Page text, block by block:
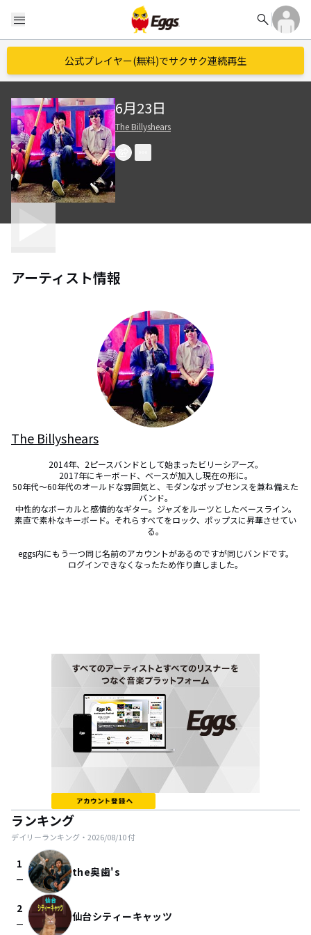
menu search
公式プレイヤー(無料)でサクサク連続再生
6月23日
The Billyshears
アーティスト情報
The Billyshears
2014年、2ピースバンドとして始まったビリーシアーズ。
2017年にキーボード、ベースが加入し現在の形に。
50年代～60年代のオールドな雰囲気と、モダンなポップセンスを兼ね備えた
バンド。
中性的なボーカルと感情的なギター。ジャズをルーツとしたベースライン。
素直で素朴なキーボード。それらすべてをロック、ポップスに昇華させてい
る。
eggs内にもう一つ同じ名前のアカウントがあるのですが同じバンドです。
ログインできなくなったため作り直しました。
ランキング
デイリーランキング・ 2026/08/10付
1
check_indeterminate_small the奥歯's
2
check_indeterminate_small 仙台シティーキャッツ